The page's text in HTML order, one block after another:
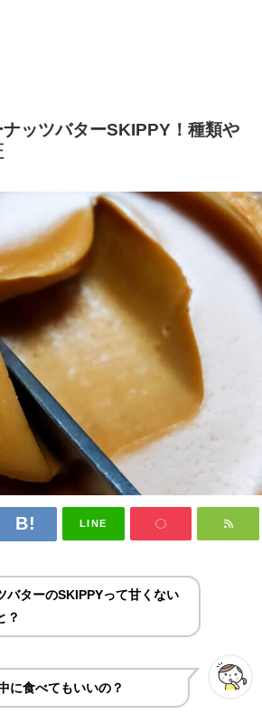
ッツバターSKIPPY！種類や
LINE
バターのSKIPPYって甘くない
？
に食べてもいいの？